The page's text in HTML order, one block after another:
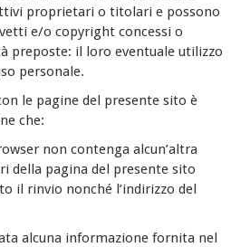
proprietari o titolari e possono
e/o copyright concessi o
preposte: il loro eventuale utilizzo
personale.
le pagine del presente sito è
che:
non contenga alcun’altra
della pagina del presente sito
il rinvio nonché l’indirizzo del
alcuna informazione fornita nel